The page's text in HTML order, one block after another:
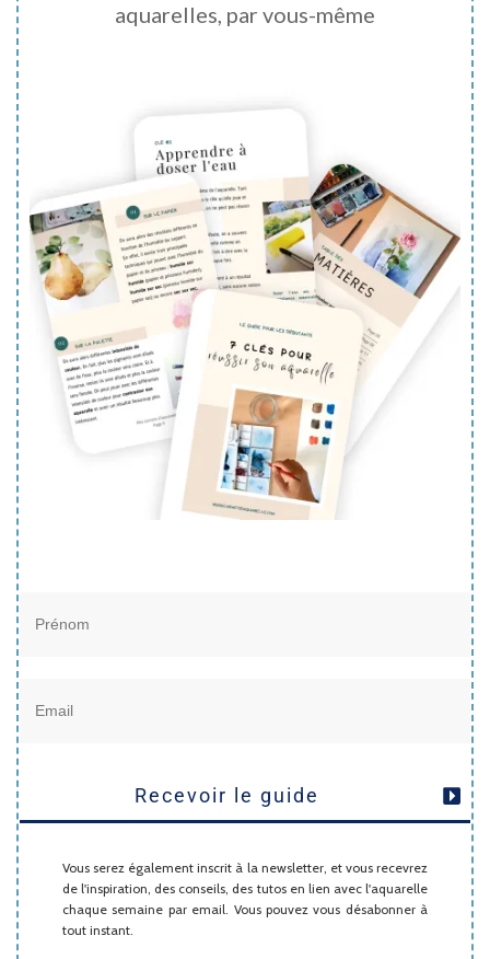
aquarelles, par vous-même
Recevoir le guide
Vous serez également inscrit à la newsletter, et vous recevrez
de l'inspiration, des conseils, des tutos en lien avec l'aquarelle
chaque semaine par email. Vous pouvez vous désabonner à
tout instant.